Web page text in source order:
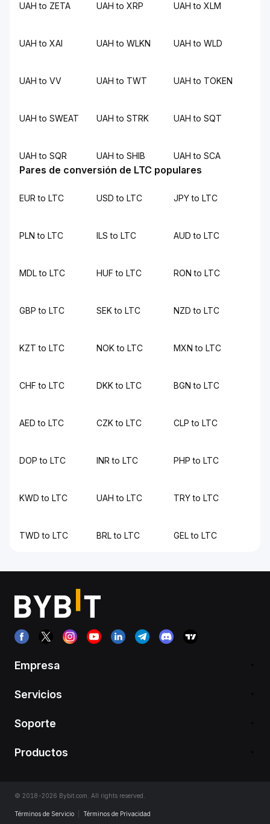
UAH to ZETA UAH to XRP UAH to XLM
UAH to XAI UAH to WLKN UAH to WLD
UAH to VV UAH to TWT UAH to TOKEN
UAH to SWEAT UAH to STRK UAH to SQT
UAH to SQR UAH to SHIB UAH to SCA
Pares de conversión de LTC populares
EUR to LTC USD to LTC JPY to LTC
PLN to LTC ILS to LTC AUD to LTC
MDL to LTC HUF to LTC RON to LTC
GBP to LTC SEK to LTC NZD to LTC
KZT to LTC NOK to LTC MXN to LTC
CHF to LTC DKK to LTC BGN to LTC
AED to LTC CZK to LTC CLP to LTC
DOP to LTC INR to LTC PHP to LTC
KWD to LTC UAH to LTC TRY to LTC
TWD to LTC BRL to LTC GEL to LTC
Empresa
Servicios
Soporte
Productos
© 2018-2026 Bybit.com. All rights reserved.
Términos de Servicio Términos de Privacidad